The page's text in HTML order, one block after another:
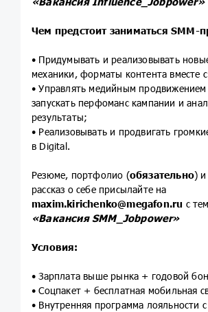
Чем предстоит заниматься SMM-
• Придумывать и реализовывать
механики, форматы контента вместе с
• Управлять медийным продвижением
запускать перфоманс кампании и
результаты;
• Реализовывать и продвигать
в Digital.
Резюме, портфолио (обязательно) и
рассказ о себе присылайте на
maxim.kirichenko@megafon.ru с
«Вакансия SMM_Jobpower»
Условия:
• Зарплата выше рынка + годовой
• Соцпакет + бесплатная мобильная
• Внутренняя программа лояльности с